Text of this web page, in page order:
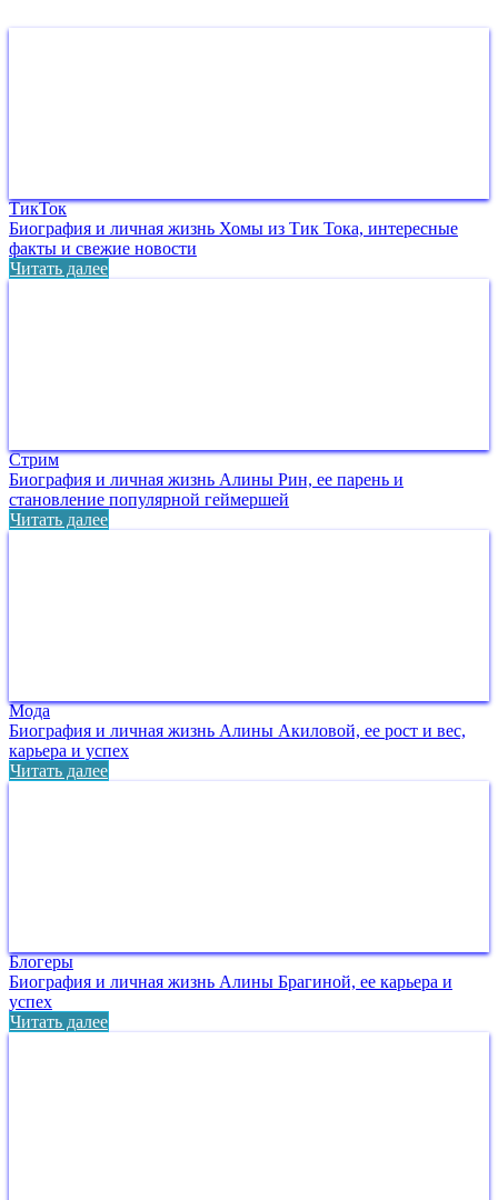
ТикТок
Биография и личная жизнь Хомы из Тик Тока, интересные
факты и свежие новости
Читать далее
Стрим
Биография и личная жизнь Алины Рин, ее парень и
становление популярной геймершей
Читать далее
Мода
Биография и личная жизнь Алины Акиловой, ее рост и вес,
карьера и успех
Читать далее
Блогеры
Биография и личная жизнь Алины Брагиной, ее карьера и
успех
Читать далее